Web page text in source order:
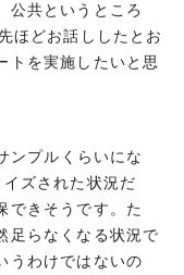
公共というところ
ほどお話ししたとお
トを実施したいと思
プルくらいにな
ズされた状況だ
できそうです。た
足らなくなる状況で
うわけではないの